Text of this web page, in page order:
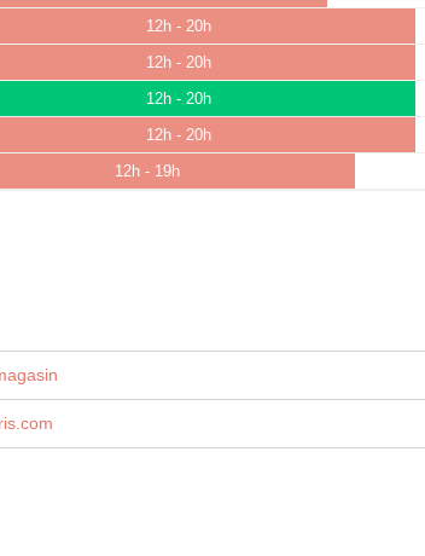
12h - 20h
12h - 20h
12h - 20h
12h - 20h
12h - 19h